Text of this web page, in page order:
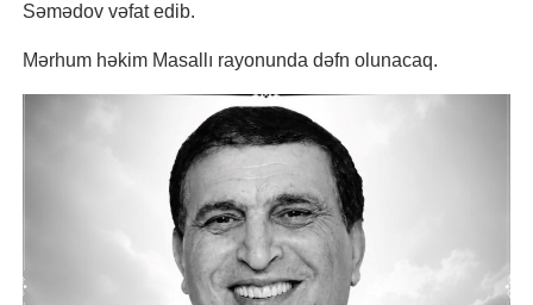
Səmədov vəfat edib.
Mərhum həkim Masallı rayonunda dəfn olunacaq.